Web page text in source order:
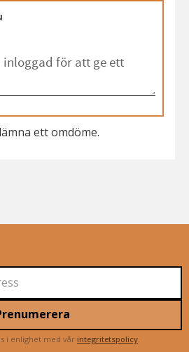
ett omdöme.
i enlighet med vår integritetspolicy